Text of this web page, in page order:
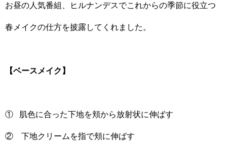
お昼の人気番組、ヒルナンデスでこれからの季節に役立つ
春メイクの仕方を披露してくれました。
【ベースメイク】
① 肌色に合った下地を頬から放射状に伸ばす
② 下地クリームを指で頬に伸ばす